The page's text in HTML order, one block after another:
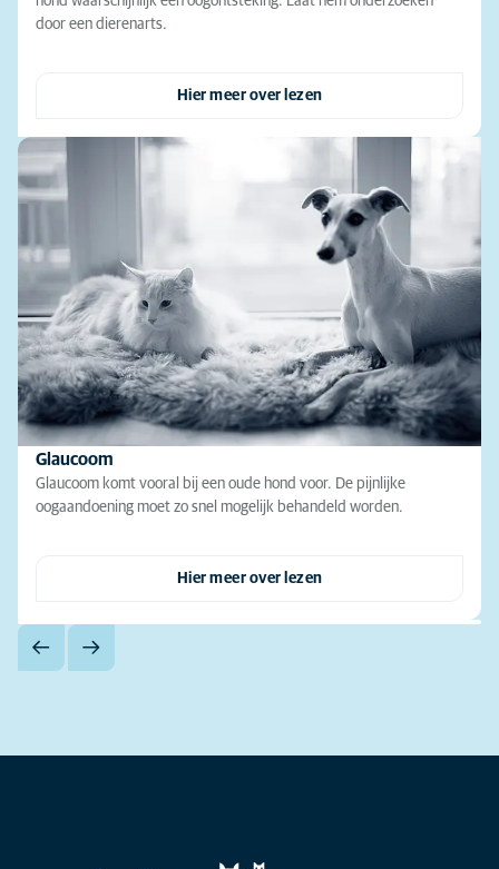
door een dierenarts.
Hier meer over lezen
Glaucoom
Glaucoom komt vooral bij een oude hond voor. De pijnlijke
oogaandoening moet zo snel mogelijk behandeld worden.
Hier meer over lezen